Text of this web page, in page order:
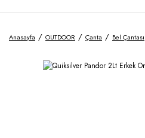
Anasayfa OUTDOOR Çanta Bel Çantası